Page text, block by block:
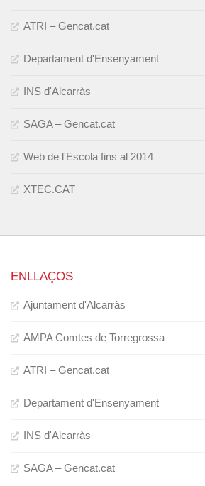
ATRI – Gencat.cat
Departament d'Ensenyament
INS d'Alcarràs
SAGA – Gencat.cat
Web de l'Escola fins al 2014
XTEC.CAT
ENLLAÇOS
Ajuntament d'Alcarràs
AMPA Comtes de Torregrossa
ATRI – Gencat.cat
Departament d'Ensenyament
INS d'Alcarràs
SAGA – Gencat.cat